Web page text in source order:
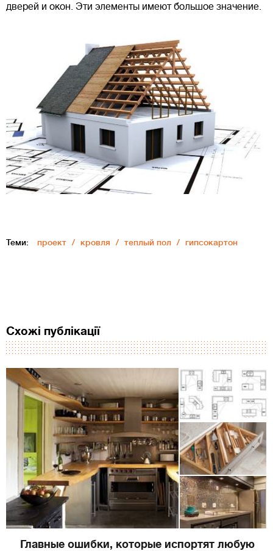
дверей и окон. Эти элементы имеют большое значение.
Теми: проект кровля теплый пол гипсокартон
Схожі публікації
Главные ошибки, которые испортят любую